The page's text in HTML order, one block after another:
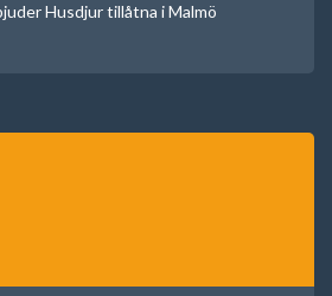
Husdjur tillåtna i Malmö